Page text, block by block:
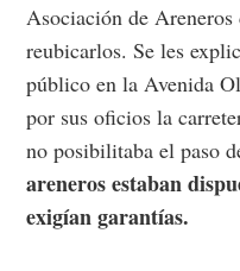
Asociación de
reubicarlos. Se les
público en la Avenida
por sus oficios la
no posibilitaba el paso
areneros estaban
exigían garantías.